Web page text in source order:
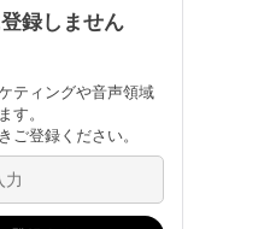
録しません
ティングや音声領域
す。
ご登録ください。